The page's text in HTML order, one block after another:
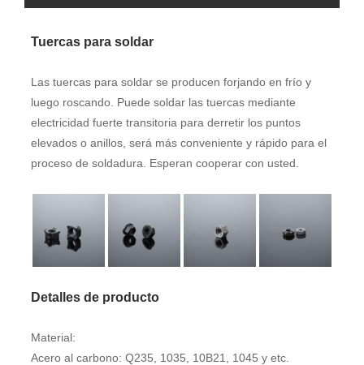
Tuercas para soldar
Las tuercas para soldar se producen forjando en frío y
luego roscando. Puede soldar las tuercas mediante
electricidad fuerte transitoria para derretir los puntos
elevados o anillos, será más conveniente y rápido para el
proceso de soldadura. Esperan cooperar con usted.
Detalles de producto
Material:
Acero al carbono: Q235, 1035, 10B21, 1045 y etc.